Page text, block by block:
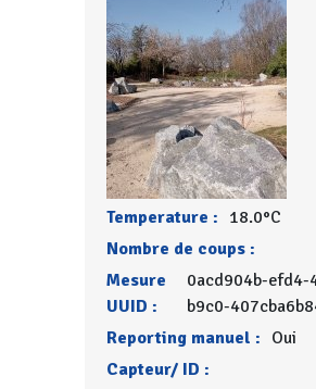
Temperature : 18.0°C
Nombre de coups :
Mesure
UUID :
0acd904b-efd4-
b9c0-
Reporting manuel : Oui
Capteur/ ID :